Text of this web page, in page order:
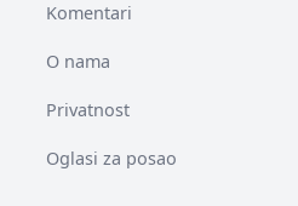
Komentari
O nama
Privatnost
Oglasi za posao